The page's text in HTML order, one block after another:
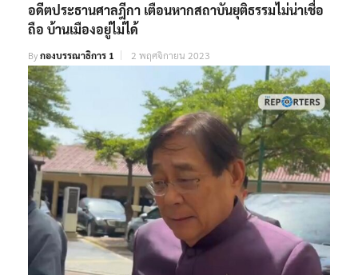
อดีตประธานศาลฎีกา เตือนหากสถาบันยุติธรรมไม่น่าเชื่อ
ถือ บ้านเมืองอยู่ไม่ได้
Byกองบรรณาธิการ 1 2 พฤศจิกายน 2023